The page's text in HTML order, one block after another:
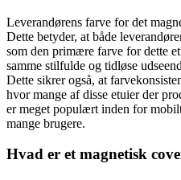
Leverandørens farve for det
Dette betyder, at både
som den primære farve for dette
samme stilfulde og tidløse
Dette sikrer også, at
hvor mange af disse etuier der
er meget populært inden for
mange brugere.
Hvad er et magnetisk